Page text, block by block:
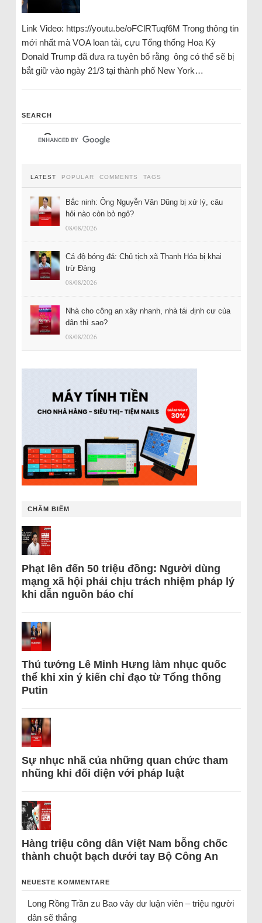
Link Video: https://youtu.be/oFClRTuqf6M Trong thông tin
mới nhất mà VOA loan tải, cựu Tổng thống Hoa Kỳ
Donald Trump đã đưa ra tuyên bố rằng ông có thể sẽ bị
bắt giữ vào ngày 21/3 tại thành phố New York…
SEARCH
LATEST POPULAR COMMENTS TAGS
Bắc ninh: Ông Nguyễn Văn Dũng bị xử lý, câu
hỏi nào còn bỏ ngỏ?
08/08/2026
Cá độ bóng đá: Chủ tịch xã Thanh Hóa bị khai
trừ Đảng
08/08/2026
Nhà cho công an xây nhanh, nhà tái định cư của
dân thì sao?
08/08/2026
CHÂM BIẾM
Phạt lên đến 50 triệu đồng: Người dùng
mạng xã hội phải chịu trách nhiệm pháp lý
khi dẫn nguồn báo chí
Thủ tướng Lê Minh Hưng làm nhục quốc
thể khi xin ý kiến chỉ đạo từ Tổng thống
Putin
Sự nhục nhã của những quan chức tham
nhũng khi đối diện với pháp luật
Hàng triệu công dân Việt Nam bỗng chốc
thành chuột bạch dưới tay Bộ Công An
NEUESTE KOMMENTARE
Long Rồng Trầnzu Bao vây dư luận viên – triệu người
dân sẽ thắng